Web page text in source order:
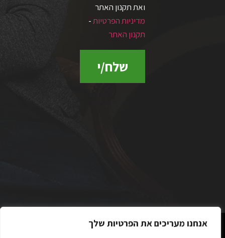
אנחנו מעריכים את הפרטיות שלך
ואת תקנון האתר
מדיניות הפרטיות-
תקנון האתר
שלח/י